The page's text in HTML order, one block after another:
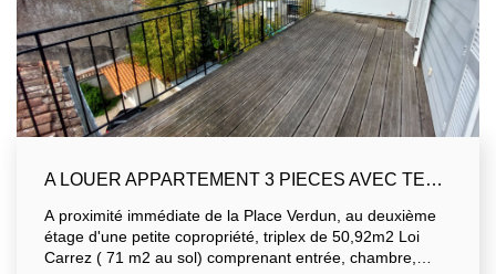
A LOUER APPARTEMENT 3 PIECES AVEC TERRASSE ET STATIONNEMENT
A proximité immédiate de la Place Verdun, au deuxième
étage d'une petite copropriété, triplex de 50,92m2 Loi
Carrez ( 71 m2 au sol) comprenant entrée, chambre,